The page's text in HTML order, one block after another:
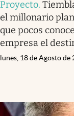
Proyecto.
el millonario
que pocos
empresa el
lunes, 18 de Agosto de